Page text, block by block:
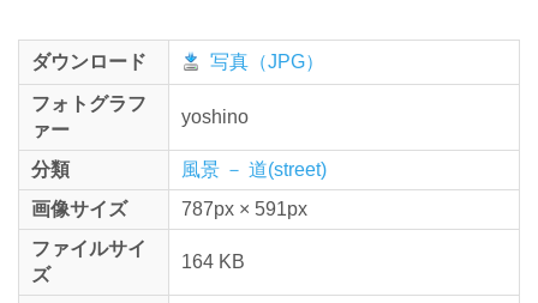
ダウンロード 写真（JPG）
フォトグラフ
ァー
yoshino
分類
風景 － 道(street)
画像サイズ
787px × 591px
ファイルサイ
ズ
164 KB